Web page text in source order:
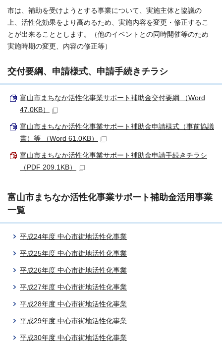
市は、補助を受けようとする事業について、実施主体と協議の
上、活性化効果をより高めるため、実施内容を変更・修正するこ
とが出来ることとします。（他のイベントとの同時開催等のため
実施時期の変更、内容の修正等）
交付要綱、申請様式、申請手続きチラシ
富山市まちなか活性化事業サポート補助金交付要綱 （Word
47.0KB）
富山市まちなか活性化事業サポート補助金申請様式（事前協議
書）等 （Word 61.0KB）
富山市まちなか活性化事業サポート補助金申請手続きチラシ
（PDF 209.1KB）
富山市まちなか活性化事業サポート補助金活用事業
一覧
平成24年度 中心市街地活性化事業
平成25年度 中心市街地活性化事業
平成26年度 中心市街地活性化事業
平成27年度 中心市街地活性化事業
平成28年度 中心市街地活性化事業
平成29年度 中心市街地活性化事業
平成30年度 中心市街地活性化事業